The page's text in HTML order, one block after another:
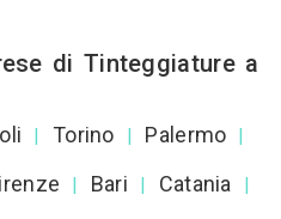
di Tinteggiature a
| Torino | Palermo |
| Bari | Catania |